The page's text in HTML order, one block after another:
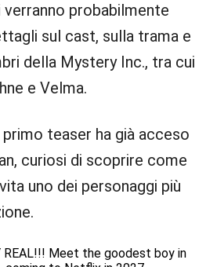
probabilmente
sul cast, sulla trama e
della Mystery Inc., tra cui
e Velma.
teaser ha già acceso
curiosi di scoprire come
uno dei personaggi più
REAL!!! Meet the goodest boy in